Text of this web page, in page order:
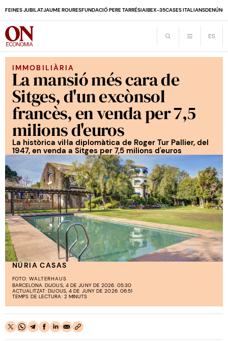
FEINES JUBILATJAUME ROURESFUNDACIÓ PERE TARRÉSIAIBEX-35CASES ITALIANS
IMMOBILIÀRIA
La mansió més cara de
Sitges, d'un excònsol
francès, en venda per 7,5
milions d'euros
La històrica vil·la diplomàtica de Roger Tur Pallier, del
1947, en venda a Sitges per 7,5 milions d'euros
NÚRIA CASAS
FOTO: WALTERHAUS
BARCELONA. DIJOUS, 4 DE JUNY DE 2026. 05:30
ACTUALITZAT: DIJOUS, 4 DE JUNY DE 2026. 06:51
TEMPS DE LECTURA: 2 MINUTS